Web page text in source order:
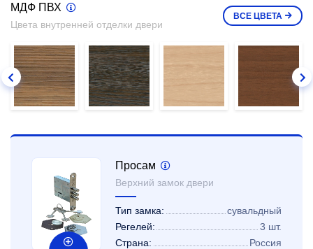
МДФ ПВХ
Цвета внутренней отделки двери
ВСЕ ЦВЕТА
Просам
Верхний замок двери
Тип замка:
сувальдный
Регелей:
3 шт.
Страна:
Россия